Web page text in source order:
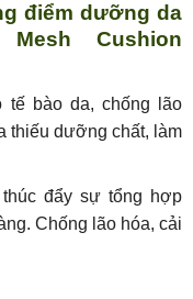
điểm dưỡng da
Cushion
tế bào da, chống lão
thiếu dưỡng chất, làm
đẩy sự tổng hợp
Chống lão hóa, cải